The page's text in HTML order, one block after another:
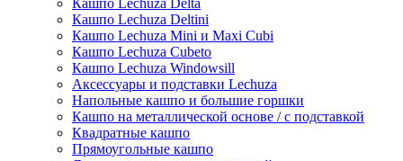
Кашпо Lechuza Delta
Кашпо Lechuza Deltini
Кашпо Lechuza Mini и Maxi Cubi
Кашпо Lechuza Cubeto
Кашпо Lechuza Windowsill
Аксессуары и подставки Lechuza
Напольные кашпо и большие горшки
Кашпо на металлической основе / с подставкой
Квадратные кашпо
Прямоугольные кашпо